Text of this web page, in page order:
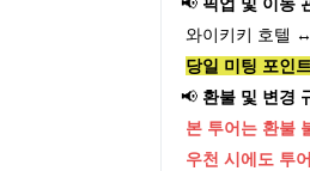
와이키키 호텔
당일 미팅 포인
📢 환불 및 변경
본 투어는 환불
우천 시에도 투